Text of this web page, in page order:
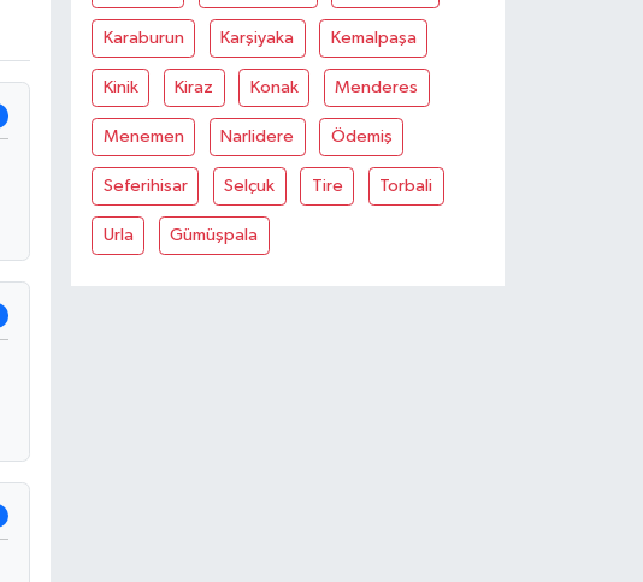
Karaburun Karşiyaka Kemalpaşa
Kinik Kiraz Konak Menderes
Menemen Narlidere Ödemiş
Seferihisar Selçuk Tire Torbali
Urla Gümüşpala